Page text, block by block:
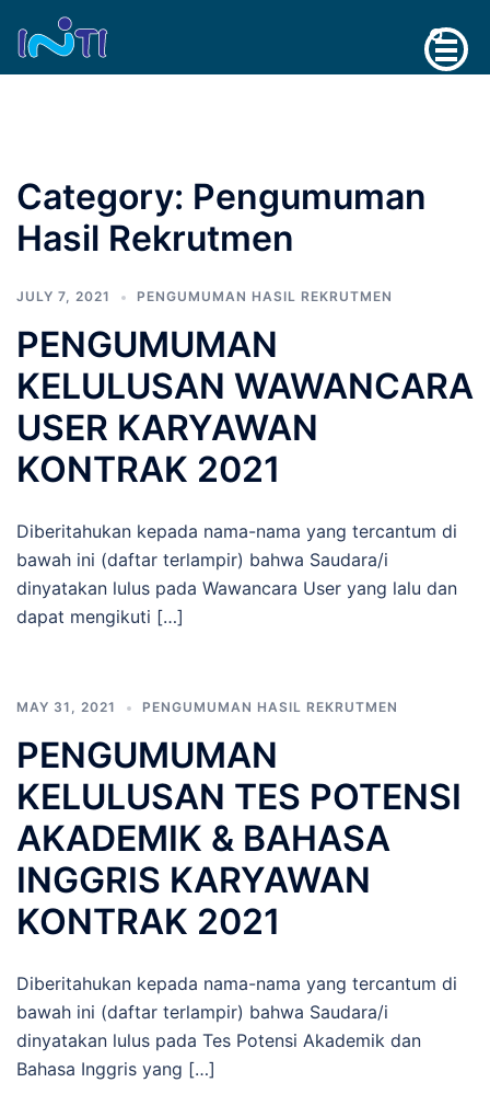
content
Search
Category: Pengumuman
Hasil Rekrutmen
JULY 7, 2021 PENGUMUMAN HASIL REKRUTMEN
PENGUMUMAN
KELULUSAN WAWANCARA
USER KARYAWAN
KONTRAK 2021
Diberitahukan kepada nama-nama yang tercantum di
bawah ini (daftar terlampir) bahwa Saudara/i
dinyatakan lulus pada Wawancara User yang lalu dan
dapat mengikuti […]
MAY 31, 2021 PENGUMUMAN HASIL REKRUTMEN
PENGUMUMAN
KELULUSAN TES POTENSI
AKADEMIK & BAHASA
INGGRIS KARYAWAN
KONTRAK 2021
Diberitahukan kepada nama-nama yang tercantum di
bawah ini (daftar terlampir) bahwa Saudara/i
dinyatakan lulus pada Tes Potensi Akademik dan
Bahasa Inggris yang […]